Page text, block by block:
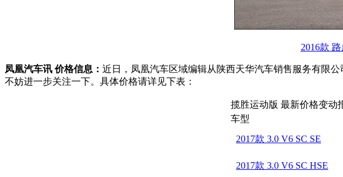
2016款
凤凰汽车讯 价格信息： 近日，凤凰汽车区域编辑从陕西天华汽车销售服务有限
不妨进一步关注一下。具体价格请详见下表：
揽胜运动版 最新价格变动
车型
2017款 3.0 V6 SC SE
2017款 3.0 V6 SC HSE